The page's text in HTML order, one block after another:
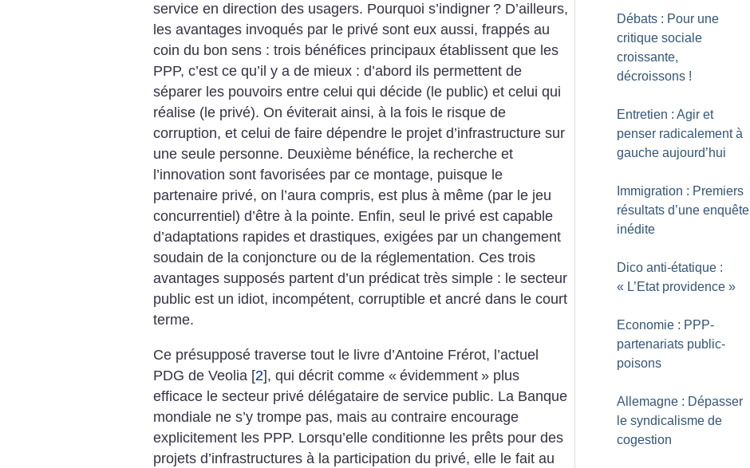
service en direction des usagers. Pourquoi s’indigner ? D’ailleurs,
les avantages invoqués par le privé sont eux aussi, frappés au
coin du bon sens : trois bénéfices principaux établissent que les
PPP, c’est ce qu’il y a de mieux : d’abord ils permettent de
séparer les pouvoirs entre celui qui décide (le public) et celui qui
réalise (le privé). On éviterait ainsi, à la fois le risque de
corruption, et celui de faire dépendre le projet d’infrastructure sur
une seule personne. Deuxième bénéfice, la recherche et
l’innovation sont favorisées par ce montage, puisque le
partenaire privé, on l’aura compris, est plus à même (par le jeu
concurrentiel) d’être à la pointe. Enfin, seul le privé est capable
d’adaptations rapides et drastiques, exigées par un changement
soudain de la conjoncture ou de la réglementation. Ces trois
avantages supposés partent d’un prédicat très simple : le secteur
public est un idiot, incompétent, corruptible et ancré dans le court
terme.
Ce présupposé traverse tout le livre d’Antoine Frérot, l’actuel
PDG de Veolia [2], qui décrit comme « évidemment » plus
efficace le secteur privé délégataire de service public. La Banque
mondiale ne s’y trompe pas, mais au contraire encourage
explicitement les PPP. Lorsqu’elle conditionne les prêts pour des
projets d’infrastructures à la participation du privé, elle le fait au
Débats : Pour une
critique sociale
croissante,
décroissons !
Entretien : Agir et
penser radicalement à
gauche aujourd’hui
Immigration : Premiers
résultats d’une enquête
inédite
Dico anti-étatique :
« L’Etat providence »
Economie : PPP-
partenariats public-
poisons
Allemagne : Dépasser
le syndicalisme de
cogestion